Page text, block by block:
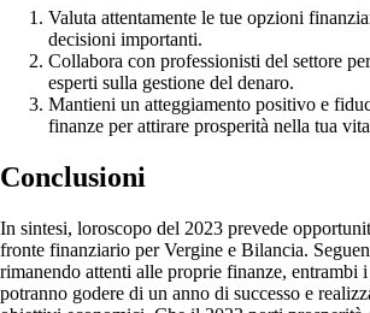
Valuta attentamente le tue opzioni
decisioni importanti.
Collabora con professionisti del settore
esperti sulla gestione del denaro.
Mantieni un atteggiamento positivo e
finanze per attirare prosperità nella tua
Conclusioni
In sintesi, loroscopo del 2023 prevede
fronte finanziario per Vergine e Bilancia.
rimanendo attenti alle proprie finanze, entrambi
potranno godere di un anno di successo e